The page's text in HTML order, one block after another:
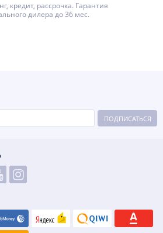
кредит, рассрочка. Гарантия
дилера до 36 мес.
ПОДПИСАТЬСЯ